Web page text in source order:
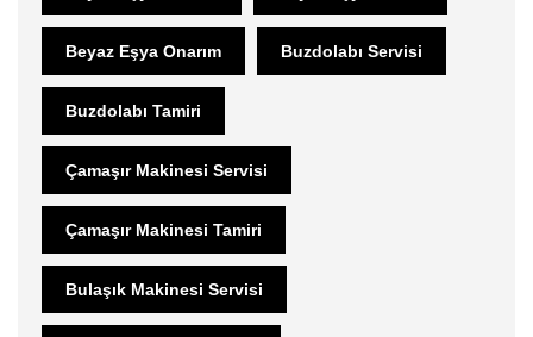
Beyaz Eşya Onarım Buzdolabı Servisi
Buzdolabı Tamiri
Çamaşır Makinesi Servisi
Çamaşır Makinesi Tamiri
Bulaşık Makinesi Servisi